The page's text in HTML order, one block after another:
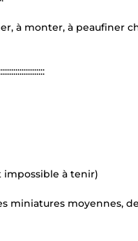
à monter, à peaufiner
à tenir)
miniatures moyennes,